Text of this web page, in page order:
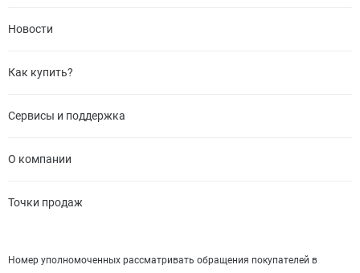
Новости
Как купить?
Сервисы и поддержка
О компании
Точки продаж
Номер уполномоченных рассматривать обращения покупателей в